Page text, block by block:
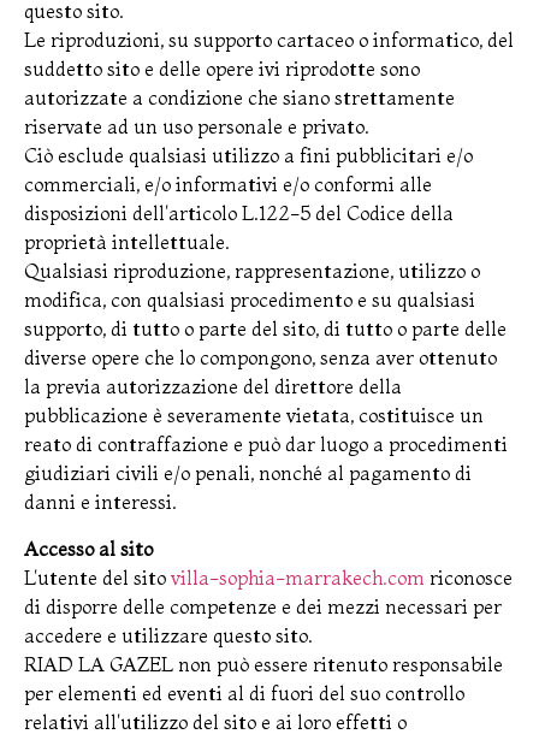
questo sito.
Le riproduzioni, su supporto cartaceo o informatico, del
suddetto sito e delle opere ivi riprodotte sono
autorizzate a condizione che siano strettamente
riservate ad un uso personale e privato.
Ciò esclude qualsiasi utilizzo a fini pubblicitari e/o
commerciali, e/o informativi e/o conformi alle
disposizioni dell'articolo L.122-5 del Codice della
proprietà intellettuale.
Qualsiasi riproduzione, rappresentazione, utilizzo o
modifica, con qualsiasi procedimento e su qualsiasi
supporto, di tutto o parte del sito, di tutto o parte delle
diverse opere che lo compongono, senza aver ottenuto
la previa autorizzazione del direttore della
pubblicazione è severamente vietata, costituisce un
reato di contraffazione e può dar luogo a procedimenti
giudiziari civili e/o penali, nonché al pagamento di
danni e interessi.
Accesso al sito
L'utente del sito villa-sophia-marrakech.com riconosce
di disporre delle competenze e dei mezzi necessari per
accedere e utilizzare questo sito.
RIAD LA GAZEL non può essere ritenuto responsabile
per elementi ed eventi al di fuori del suo controllo
relativi all'utilizzo del sito e ai loro effetti o